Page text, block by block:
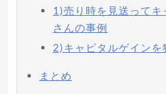
1)売り時を見送ってキ
さんの事例
2)キャピタルゲインを
まとめ